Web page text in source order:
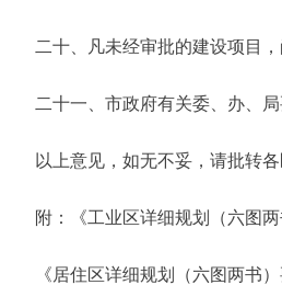
二十、凡未经审批的建设项目，
二十一、市政府有关委、办、局
以上意见，如无不妥，请批转各
附：《工业区详细规划（六图两
《居住区详细规划（六图两书）